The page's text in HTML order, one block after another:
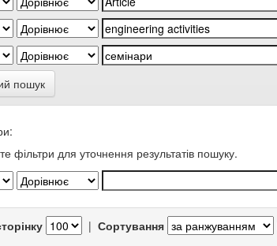
пошук
фільтри для уточнення результатів пошуку.
| Сортування